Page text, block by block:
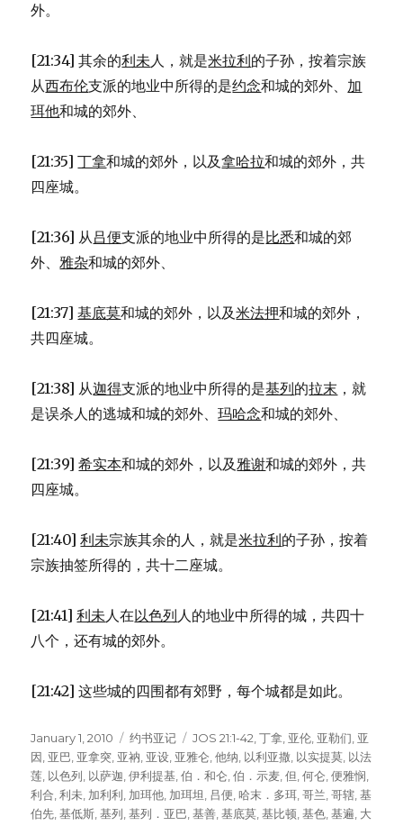
外。
[21:34] 其余的利未人，就是米拉利的子孙，按着宗族
从西布伦支派的地业中所得的是约念和城的郊外、 加
珥他和城的郊外、
[21:35]丁拿和城的郊外，以及拿哈拉和城的郊外，共
四座城。
[21:36] 从吕便支派的地业中所得的是比悉和城的郊
外、雅杂和城的郊外、
[21:37]基底莫和城的郊外，以及米法押和城的郊外，
共四座城。
[21:38] 从迦得支派的地业中所得的是基列的拉末 ，就
是误杀人的逃城和城的郊外、玛哈念和城的郊外、
[21:39]希实本和城的郊外，以及雅谢和城的郊外，共
四座城。
[21:40]利未宗族其余的人，就是米拉利的子孙，按着
宗族抽签所得的，共十二座城。
[21:41]利未人在以色列人的地业中所得的城，共四十
八个，还有城的郊外。
[21:42] 这些城的四围都有郊野，每个城都是如此。
Posted
on
January 1, 2010 Categories
约书亚记 Tags
JOS 21:1-42 ,丁拿 亚伦 亚勒们 亚
因 亚巴 亚拿突 亚衲 亚设 亚雅仑 ,他纳 以利亚撒 以实提莫 以法
莲 以色列 以萨迦 ,伊利提基 ,伯．和仑 ,伯．示麦 ,但 ,何仑 ,便雅悯
利合 ,利未 加利利 加珥他 加珥坦 吕便 ,哈末．多珥 ,哥兰 ,哥辖 ,基
伯先 ,基低斯 ,基列 ,基列．亚巴 ,基善 ,基底莫 ,基比顿 ,基色 ,基遍 大